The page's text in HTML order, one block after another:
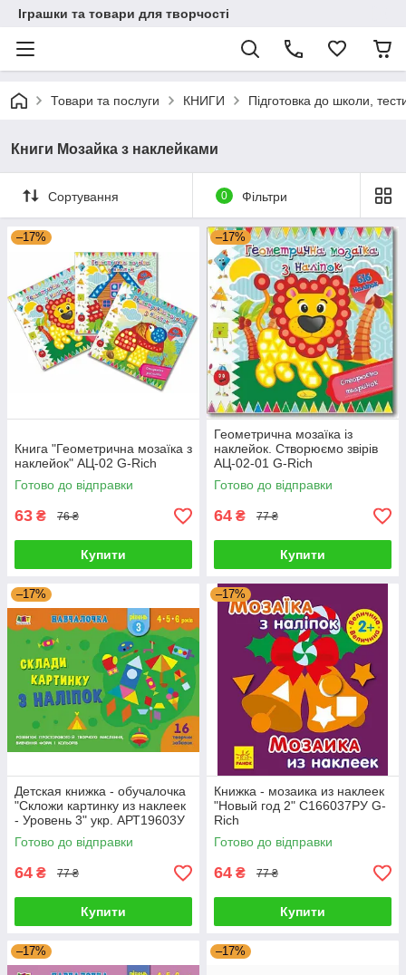
Іграшки та товари для творчості
Товари та послуги КНИГИ Підготовка до школи,
Книги Мозайка з наклейками
Сортування 0 Фільтри
–17%
Книга "Геометрична мозаїка з
наклейок" АЦ-02 G-Rich
Готово до відправки
63 ₴ 76 ₴
Купити
–17%
Геометрична мозаїка із
наклейок. Створюємо звірів
АЦ-02-01 G-Rich
Готово до відправки
64 ₴ 77 ₴
Купити
–17%
Детская книжка - обучалочка
"Скложи картинку из наклеек
- Уровень 3" укр. АРТ19603У
G-Rich
Готово до відправки
64 ₴ 77 ₴
Купити
–17%
Книжка - мозаика из наклеек
"Новый год 2" С166037РУ G-
Rich
Готово до відправки
64 ₴ 77 ₴
Купити
–17% –17%